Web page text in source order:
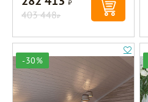
403 448Р
-30%